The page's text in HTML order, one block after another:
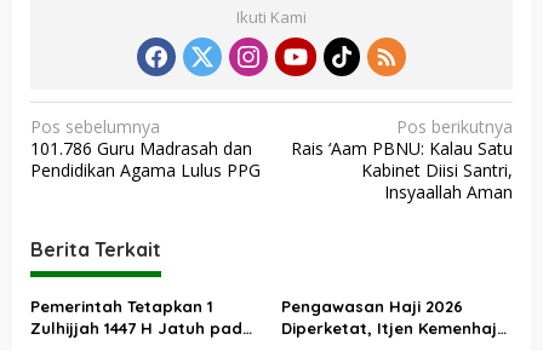
Ikuti Kami
N
a
g
a
s
Pos sebelumnya
101.786 Guru Madrasah dan
Pendidikan Agama Lulus PPG
Pos berikutnya
Rais ‘Aam PBNU: Kalau Satu
Kabinet Diisi Santri,
Insyaallah Aman
Berita Terkait
Pemerintah Tetapkan 1
Zulhijjah 1447 H Jatuh pada
Pengawasan Haji 2026
Diperketat, Itjen Kemenhaj